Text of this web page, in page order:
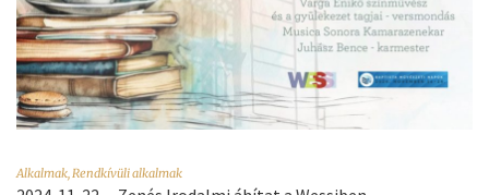
Alkalmak,Rendkívüli alkalmak